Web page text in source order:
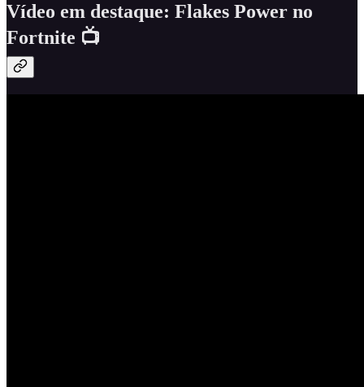
Vídeo em destaque: Flakes Power no
Fortnite 📺